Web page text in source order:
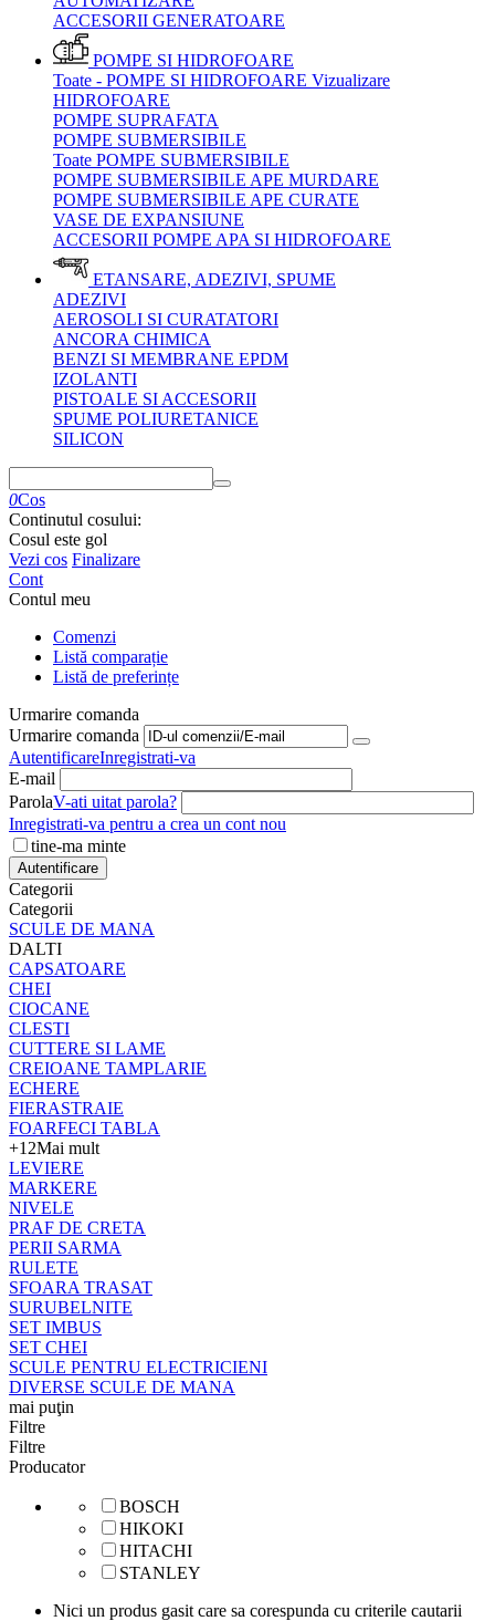
ACCESORII GENERATOARE
POMPE SI HIDROFOARE
Toate - POMPE SI HIDROFOARE Vizualizare
HIDROFOARE
POMPE SUPRAFATA
POMPE SUBMERSIBILE
Toate POMPE SUBMERSIBILE
POMPE SUBMERSIBILE APE MURDARE
POMPE SUBMERSIBILE APE CURATE
VASE DE EXPANSIUNE
ACCESORII POMPE APA SI HIDROFOARE
ETANSARE, ADEZIVI, SPUME
ADEZIVI
AEROSOLI SI CURATATORI
ANCORA CHIMICA
BENZI SI MEMBRANE EPDM
IZOLANTI
PISTOALE SI ACCESORII
SPUME POLIURETANICE
SILICON
0Cos
Continutul cosului:
Cosul este gol
Vezi cos Finalizare
Cont
Contul meu
Comenzi
Listă comparație
Listă de preferințe
Urmarire comanda
Urmarire comanda
AutentificareInregistrati-va
E-mail
ParolaV-ati uitat parola?
Inregistrati-va pentru a crea un cont nou
tine-ma minte
Autentificare
Categorii
Categorii
SCULE DE MANA
DALTI
CAPSATOARE
CHEI
CIOCANE
CLESTI
CUTTERE SI LAME
CREIOANE TAMPLARIE
ECHERE
FIERASTRAIE
FOARFECI TABLA
+12Mai mult
LEVIERE
MARKERE
NIVELE
PRAF DE CRETA
PERII SARMA
RULETE
SFOARA TRASAT
SURUBELNITE
SET IMBUS
SET CHEI
SCULE PENTRU ELECTRICIENI
DIVERSE SCULE DE MANA
mai puţin
Filtre
Filtre
Producator
BOSCH
HIKOKI
HITACHI
STANLEY
Nici un produs gasit care sa corespunda cu criterile cautarii